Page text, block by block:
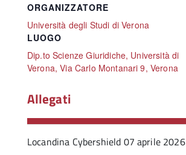
LUOGO
Dip.to Scienze Giuridiche, Università di
Verona, Via Carlo Montanari 9, Verona
ORGANIZZATORE
Università degli Studi di Verona
Allegati
Locandina Cybershield 07 aprile 2026